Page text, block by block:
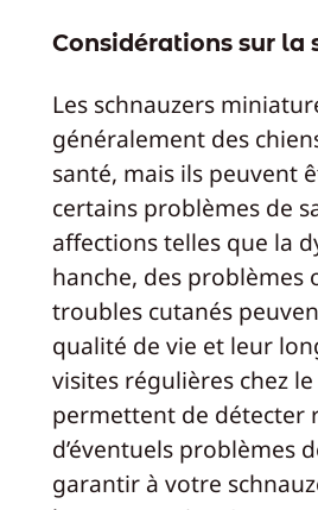
Considérations sur la
Les schnauzers
généralement des
santé, mais ils peuvent
certains problèmes de
affections telles que la
hanche, des problèmes
troubles cutanés
qualité de vie et leur
visites régulières chez
permettent de détecter
d’éventuels problèmes
garantir à votre